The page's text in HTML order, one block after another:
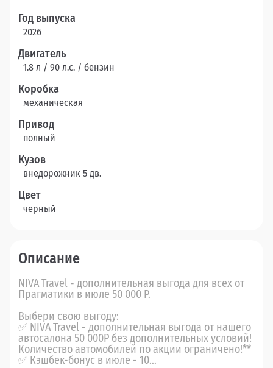
Год выпуска
2026
Двигатель
1.8 л / 90 л.c. / бензин
Коробка
механическая
Привод
полный
Кузов
внедорожник 5 дв.
Цвет
черный
Описание
NIVA Travel - дополнительная выгода для всех от
Прагматики в июле 50 000 Р.
Выбери свою выгоду:
✅ NIVA Travel - дополнительная выгода от нашего
автосалона 50 000Р без дополнительных условий!
Количество автомобилей по акции ограничено!**
✅ Кэшбек-бонус в июле - 10...